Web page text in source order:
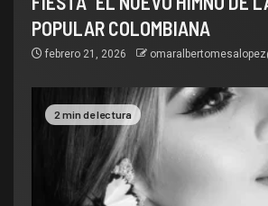
POPULAR COLOMBIANA
febrero 21, 2026
2 min de lectura